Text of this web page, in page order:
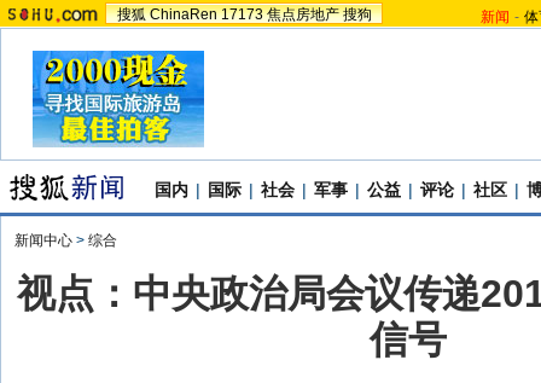
搜狐 ChinaRen 17173 焦点房地产 搜狗 新闻 -
国内 | 国际 | 社会 | 军事 | 公益 | 评论 | 社区 |
新闻中心 > 综合
视点：中央政治局会议传递
信号